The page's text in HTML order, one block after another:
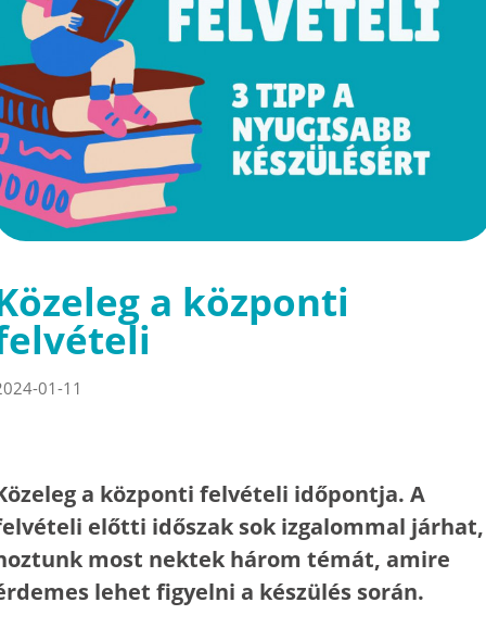
a központi
01-11
a központi felvételi időpontja. A
előtti időszak sok izgalommal járhat,
most nektek három témát, amire
lehet figyelni a készülés során.